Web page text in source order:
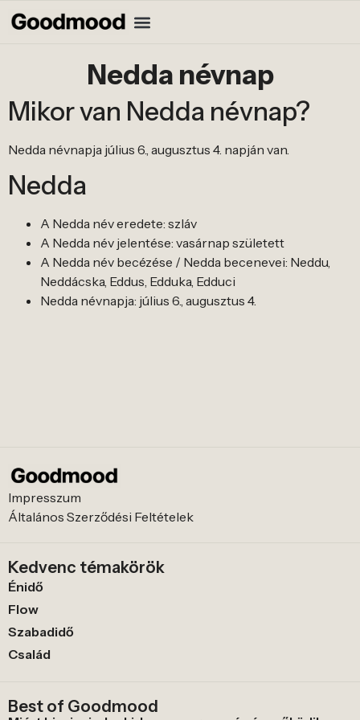
Nedda névnap
Mikor van Nedda névnap?
Nedda névnapja július 6., augusztus 4. napján van.
Nedda
A Nedda név eredete: szláv
A Nedda név jelentése: vasárnap született
A Nedda név becézése / Nedda becenevei: Neddu,
Neddácska, Eddus, Edduka, Edduci
Nedda névnapja: július 6., augusztus 4.
Impresszum
Általános Szerződési Feltételek
Kedvenc témakörök
Énidő
Flow
Szabadidő
Család
Best of Goodmood